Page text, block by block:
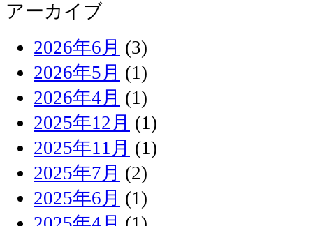
アーカイブ
2026年6月 (3)
2026年5月 (1)
2026年4月 (1)
2025年12月 (1)
2025年11月 (1)
2025年7月 (2)
2025年6月 (1)